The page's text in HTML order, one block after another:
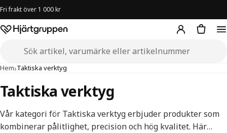
Fri frakt över 1 000 kr
Hjärtgruppen – startsida
Hem›Taktiska verktyg
Taktiska verktyg
Vår kategori för Taktiska verktyg erbjuder produkter som
kombinerar pålitlighet, precision och hög kvalitet. Här